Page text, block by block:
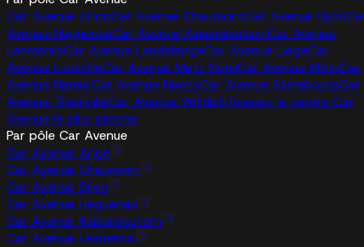
Car Avenue ArlonCar Avenue ChaumontCar Avenue Dijon
Avenue HaguenauCar Avenue KaiserslauternCar Avenue
LesménilsCar Avenue LeudelangeCar Avenue LiegeCar
Avenue LunévilleCar Avenue Metz NordCar Avenue MetzCar
Avenue NamurCar Avenue NancyCar Avenue SarrebourgCar
Avenue ThionvilleCar Avenue WittlichTrouvez le centre Car
Avenue le plus proche
Par pôle Car Avenue
Car Avenue Arlon
Car Avenue Chaumont
Car Avenue Dijon
Car Avenue Haguenau
Car Avenue Kaiserslautern
Car Avenue Lesménils